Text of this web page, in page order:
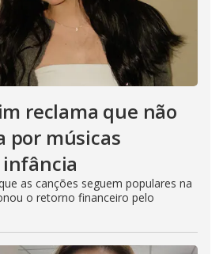
reclama que não
por músicas
as canções seguem populares na
o retorno financeiro pelo